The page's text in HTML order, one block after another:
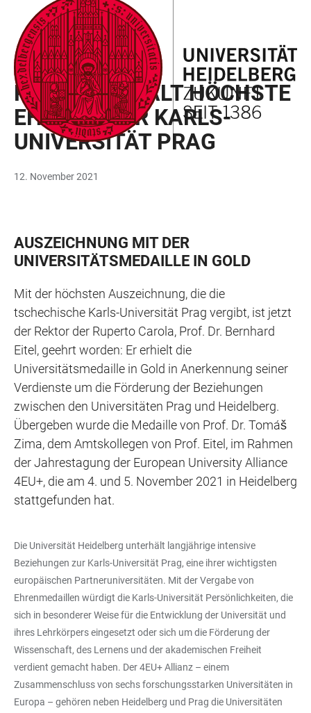
LINKS
ZUR
BARRIEREFREIHEIT
ZUM
HAUPTINHALT
HAUPTNAVIGATION
ÖFFNEN
WEBSEITENSUCHE
ÖFFNEN
AUSZEICHNUNG
REKTOR ERHÄLT HÖCHSTE
EHRUNG DER KARLS-
UNIVERSITÄT PRAG
12. November 2021
AUSZEICHNUNG MIT DER
UNIVERSITÄTSMEDAILLE IN GOLD
Mit der höchsten Auszeichnung, die die
tschechische Karls-Universität Prag vergibt, ist jetzt
der Rektor der Ruperto Carola, Prof. Dr. Bernhard
Eitel, geehrt worden: Er erhielt die
Universitätsmedaille in Gold in Anerkennung seiner
Verdienste um die Förderung der Beziehungen
zwischen den Universitäten Prag und Heidelberg.
Übergeben wurde die Medaille von Prof. Dr. Tomáš
Zima, dem Amtskollegen von Prof. Eitel, im Rahmen
der Jahrestagung der European University Alliance
4EU+, die am 4. und 5. November 2021 in Heidelberg
stattgefunden hat.
Die Universität Heidelberg unterhält langjährige intensive
Beziehungen zur Karls-Universität Prag, eine ihrer wichtigsten
europäischen Partneruniversitäten. Mit der Vergabe von
Ehrenmedaillen würdigt die Karls-Universität Persönlichkeiten, die
sich in besonderer Weise für die Entwicklung der Universität und
ihres Lehrkörpers eingesetzt oder sich um die Förderung der
Wissenschaft, des Lernens und der akademischen Freiheit
verdient gemacht haben. Der 4EU+ Allianz – einem
Zusammenschluss von sechs forschungsstarken Universitäten in
Europa – gehören neben Heidelberg und Prag die Universitäten